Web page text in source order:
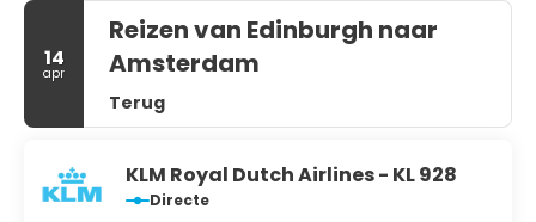
14
apr
Reizen van Edinburgh naar
Amsterdam
Terug
KLM Royal Dutch Airlines - KL 928
Directe